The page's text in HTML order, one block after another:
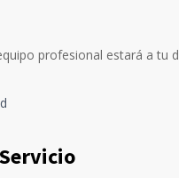
profesional estará a